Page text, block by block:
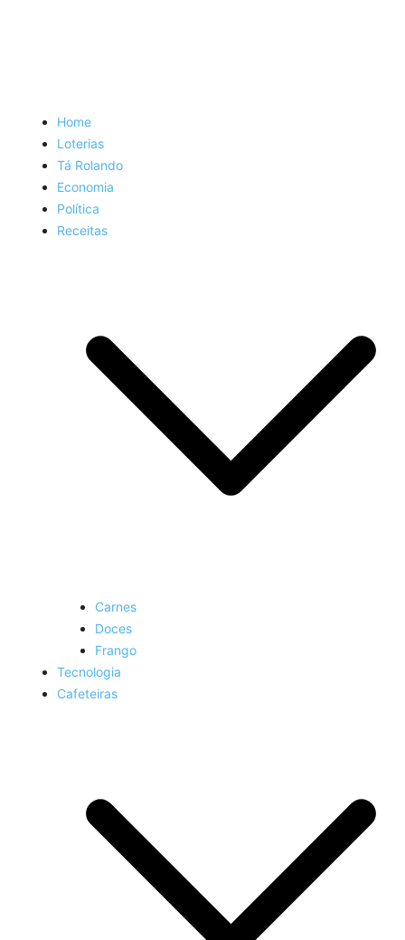
Home
Loterias
Tá Rolando
Economia
Política
Receitas
Carnes
Doces
Frango
Tecnologia
Cafeteiras